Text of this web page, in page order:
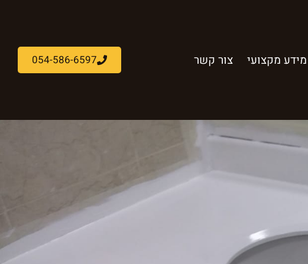
מידע מקצועי צור קשר 054-586-6597